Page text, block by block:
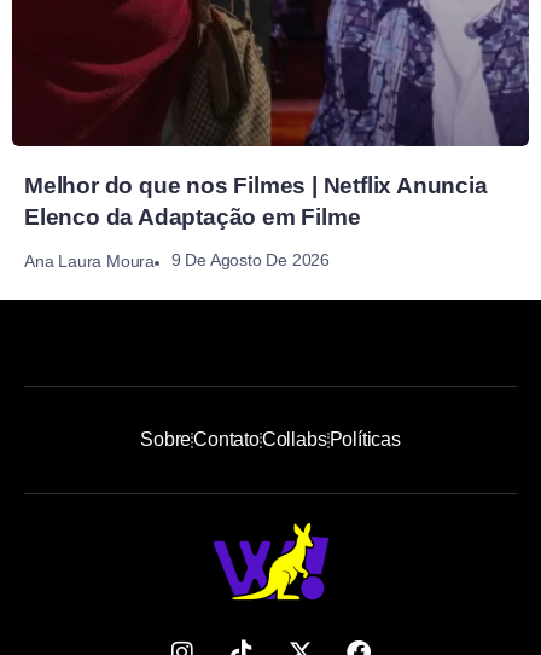
Melhor do que nos Filmes | Netflix Anuncia
Elenco da Adaptação em Filme
Ana Laura Moura 9 De Agosto De 2026
SobreContatoCollabsPolíticas